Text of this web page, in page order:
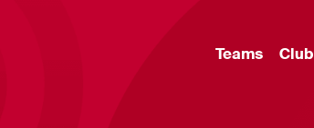
Teams Club